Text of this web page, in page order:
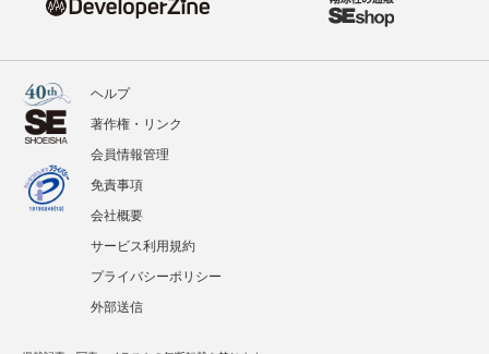
ヘルプ
著作権・リンク
会員情報管理
免責事項
会社概要
サービス利用規約
プライバシーポリシー
外部送信